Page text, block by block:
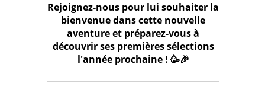
Rejoignez-nous pour lui souhaiter la
bienvenue dans cette nouvelle
aventure et préparez-vous à
découvrir ses premières sélections
l'année prochaine ! 🥳🎉